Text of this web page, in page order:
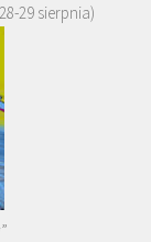
29 sierpnia)